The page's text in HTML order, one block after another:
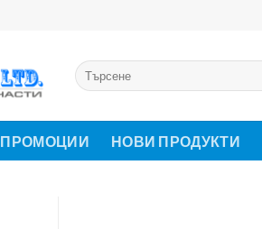
Търсене
за:
ПРОМОЦИИ НОВИ ПРОДУКТИ